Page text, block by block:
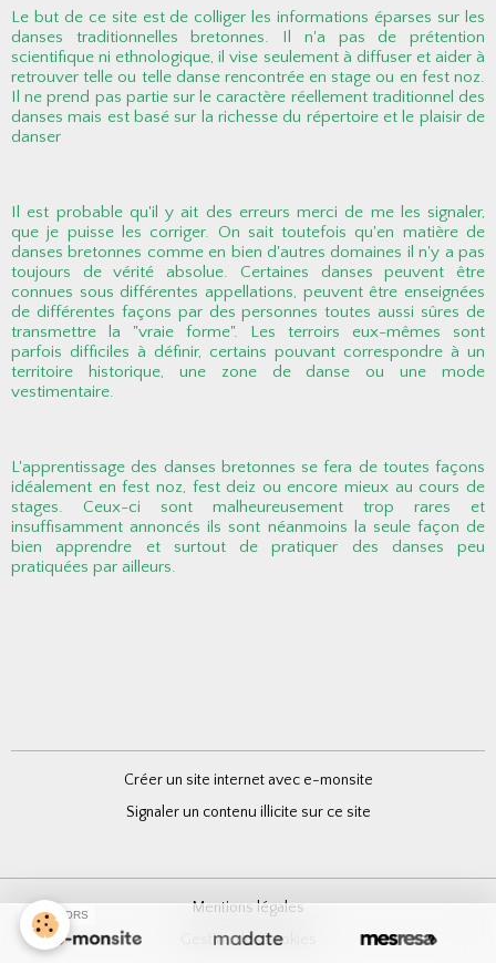
Le but de ce site est de colliger les informations éparses sur les
danses traditionnelles bretonnes. Il n'a pas de prétention
scientifique ni ethnologique, il vise seulement à diffuser et aider à
retrouver telle ou telle danse rencontrée en stage ou en fest noz.
Il ne prend pas partie sur le caractère réellement traditionnel des
danses mais est basé sur la richesse du répertoire et le plaisir de
danser
Il est probable qu'il y ait des erreurs merci de me les signaler,
que je puisse les corriger. On sait toutefois qu'en matière de
danses bretonnes comme en bien d'autres domaines il n'y a pas
toujours de vérité absolue. Certaines danses peuvent être
connues sous différentes appellations, peuvent être enseignées
de différentes façons par des personnes toutes aussi sûres de
transmettre la "vraie forme". Les terroirs eux-mêmes sont
parfois difficiles à définir, certains pouvant correspondre à un
territoire historique, une zone de danse ou une mode
vestimentaire.
L'apprentissage des danses bretonnes se fera de toutes façons
idéalement en fest noz, fest deiz ou encore mieux au cours de
stages. Ceux-ci sont malheureusement trop rares et
insuffisamment annoncés ils sont néanmoins la seule façon de
bien apprendre et surtout de pratiquer des danses peu
pratiquées par ailleurs.
Créer un site internet avec e-monsite
Signaler un contenu illicite sur ce site
Mentions légales
Gestion des cookies
SPONSORS